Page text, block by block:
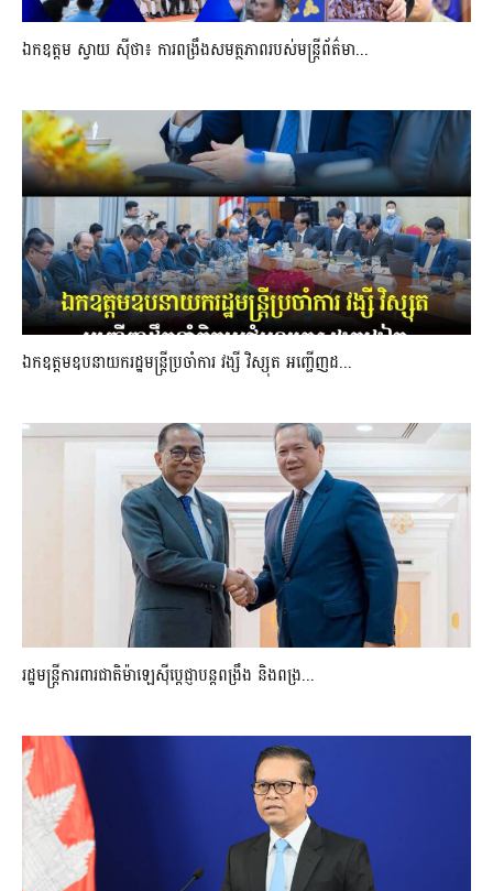
ឯកឧត្តម ស្វាយ ស៊ីថា៖ ការពង្រឹងសមត្ថភាពរបស់មន្ត្រីព័ត៌មា...
ឯកឧត្តមឧបនាយករដ្ឋមន្រ្តីប្រចាំការ វង្សី វិស្សុត អញ្ជើញដ...
រដ្ឋមន្ត្រីការពារជាតិម៉ាឡេស៊ីប្ដេជ្ញាបន្តពង្រឹង និងពង្រ...